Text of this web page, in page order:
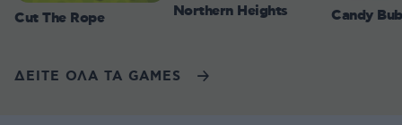
Cut The Rope Northern Heights Candy
ΔΕΙΤΕ ΟΛΑ ΤΑ GAMES